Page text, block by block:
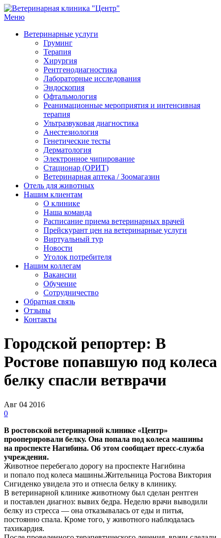
Перейти
к
Меню
Ветеринарные услуги
Груминг
Терапия
Хирургия
Рентгенодиагностика
Лабораторные исследования
Эндоскопия
Офтальмология
Реанимационные мероприятия и интенсивная
терапия
Ультразвуковая диагностика
Анестезиология
Генетические тесты
Дерматология
Электронное чипирование
Стационар (ОРИТ)
Ветеринарная аптека / Зоомагазин
Отель для животных
Нашим клиентам
О клинике
Наша команда
Расписание приема ветеринарных врачей
Прейскурант цен на ветеринарные услуги
Виртуальный тур
Новости
Уголок потребителя
Нашим коллегам
Вакансии
Обучение
Сотрудничество
Обратная связь
Отзывы
Контакты
Городской репортер: В
Ростове попавшую под колеса
белку спасли ветврачи
Авг 04 2016
0
В ростовской ветеринарной клинике «Центр»
прооперировали белку. Она попала под колеса машины
на проспекте Нагибина. Об этом сообщает пресс-служба
учреждения.
Животное перебегало дорогу на проспекте Нагибина
и попало под колеса машины.Жительница Ростова Виктория
Сигиденко увидела это и отнесла белку в клинику.
В ветеринарной клинике животному был сделан рентген
и поставлен диагноз: вывих бедра. Неделю врачи выводили
белку из стресса — она отказывалась от еды и питья,
постоянно спала. Кроме того, у животного наблюдалась
тахикардия.